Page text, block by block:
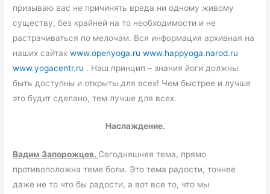
призываю вас не причинять вреда ни одному живому
существу, без крайней на то необходимости и не
растрачиваться по мелочам. Вся информация архивная на
наших сайтахwww.openyoga.ru www.happyoga.narod.ru
www.yogacentr.ru . Наш принцип – знания йоги должны
быть доступны и открыты для всех! Чем быстрее и лучше
это будит сделано, тем лучше для всех.
Наслаждение.
Вадим Запорожцев. Сегодняшняя тема, прямо
противоположна теме боли. Это тема радости, точнее
даже не то что бы радости, а вот все то, что мы